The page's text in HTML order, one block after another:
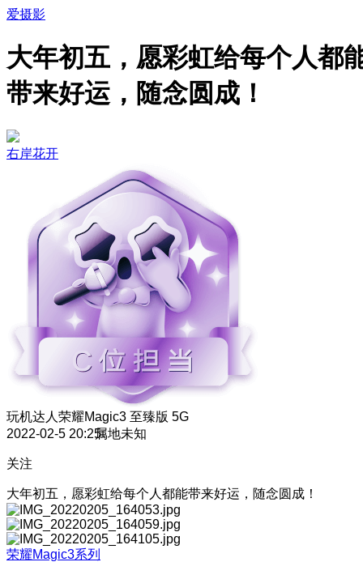
爱摄影
大年初五，愿彩虹给每个人都
带来好运，随念圆成！
右岸花开
玩机达人 荣耀Magic3 至臻版 5G
2022-02-5 20:25属地未知
关注
大年初五，愿彩虹给每个人都能带来好运，随念圆成！
荣耀Magic3系列